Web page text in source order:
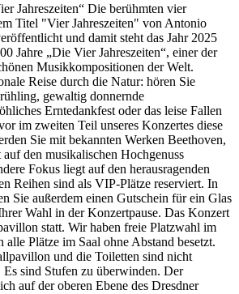
Jahreszeiten“ Die berühmten vier
Titel "Vier Jahreszeiten" von Antonio
und damit steht das Jahr 2025
Jahre „Die Vier Jahreszeiten“, einer der
Musikkompositionen der Welt.
Reise durch die Natur: hören Sie
gewaltig donnernde
Erntedankfest oder das leise Fallen
im zweiten Teil unseres Konzertes diese
Sie mit bekannten Werken Beethoven,
den musikalischen Hochgenuss
Fokus liegt auf den herausragenden
Reihen sind als VIP-Plätze reserviert. In
Sie außerdem einen Gutschein für ein Glas
Wahl in der Konzertpause. Das Konzert
statt. Wir haben freie Platzwahl im
alle Plätze im Saal ohne Abstand besetzt.
und die Toiletten sind nicht
sind Stufen zu überwinden. Der
auf der oberen Ebene des Dresdner